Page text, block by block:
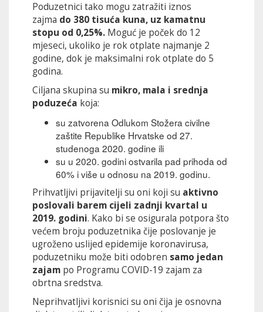
Poduzetnici tako mogu zatražiti iznos
zajma do 380 tisuća kuna, uz kamatnu
stopu od 0,25%. Moguć je poček do 12
mjeseci, ukoliko je rok otplate najmanje 2
godine, dok je maksimalni rok otplate do 5
godina.
Ciljana skupina su mikro, mala i srednja
poduzeća koja:
su zatvorena Odlukom Stožera civilne
zaštite Republike Hrvatske od 27.
studenoga 2020. godine ili
su u 2020. godini ostvarila pad prihoda od
60% i više u odnosu na 2019. godinu.
Prihvatljivi prijavitelji su oni koji su aktivno
poslovali barem cijeli zadnji kvartal u
2019. godini. Kako bi se osigurala potpora što
većem broju poduzetnika čije poslovanje je
ugroženo uslijed epidemije koronavirusa,
poduzetniku može biti odobren samo jedan
zajam po Programu COVID-19 zajam za
obrtna sredstva.
Neprihvatljivi korisnici su oni čija je osnovna